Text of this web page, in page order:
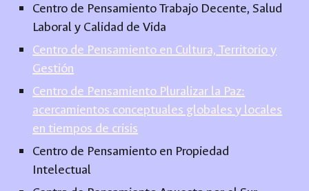
Centro de Pensamiento Trabajo Decente, Salud
Laboral y Calidad de Vida
Centro de Pensamiento en Cultura, Territorio y
Gestión
Centro de Pensamiento Pluralizar la Paz:
acercamientos conceptuales globales y locales
en tiempos de crisis
Centro de Pensamiento en Propiedad
Intelectual